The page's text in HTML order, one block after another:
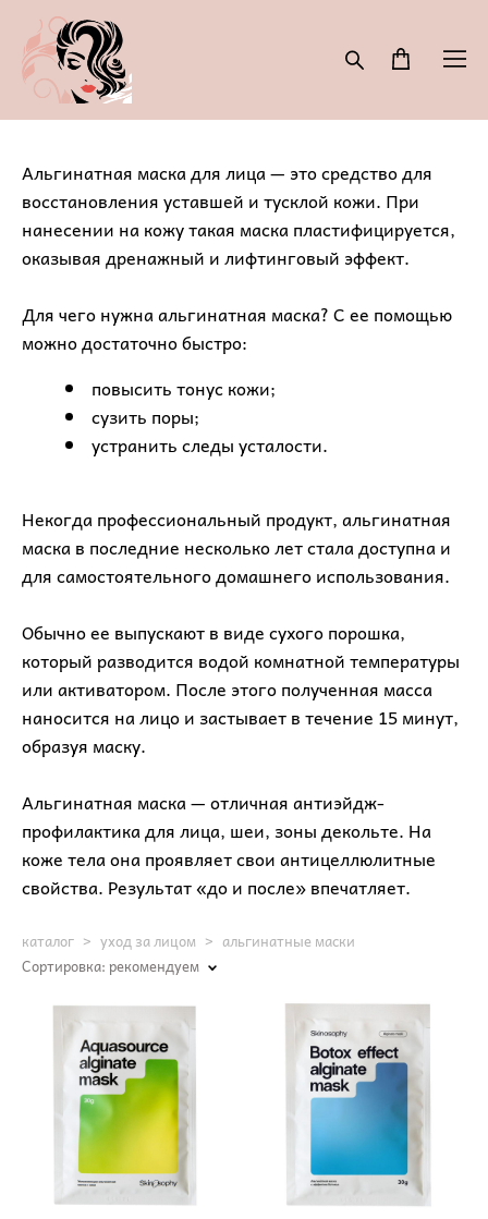
Альгинатная маска для лица — это средство для
восстановления уставшей и тусклой кожи. При
нанесении на кожу такая маска пластифицируется,
оказывая дренажный и лифтинговый эффект.
Для чего нужна альгинатная маска? С ее помощью
можно достаточно быстро:
повысить тонус кожи;
сузить поры;
устранить следы усталости.
Некогда профессиональный продукт, альгинатная
маска в последние несколько лет стала доступна и
для самостоятельного домашнего использования.
Обычно ее выпускают в виде сухого порошка,
который разводится водой комнатной температуры
или активатором. После этого полученная масса
наносится на лицо и застывает в течение 15 минут,
образуя маску.
Альгинатная маска — отличная антиэйдж-
профилактика для лица, шеи, зоны декольте. На
коже тела она проявляет свои антицеллюлитные
свойства. Результат «до и после» впечатляет.
каталог > уход за лицом > альгинатные маски
Сортировка:рекомендуем